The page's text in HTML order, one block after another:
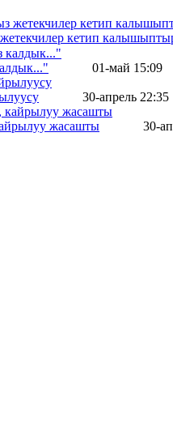
кетип
01-май 15:09
30-апрель 22:35
жасашты 30-